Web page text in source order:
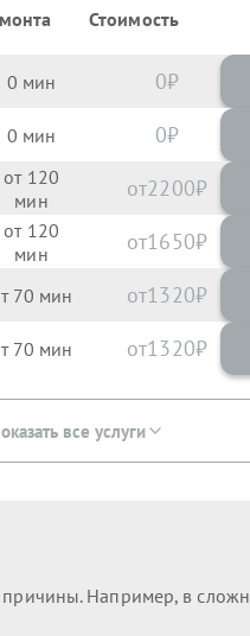
Стоимость
0 0
0 0
120 2200
120 1650
70 1320
70 1320
все услуги
Например, в